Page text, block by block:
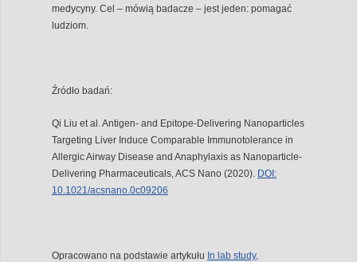
medycyny. Cel – mówią badacze – jest jeden: pomagać
ludziom.
Źródło badań:
Qi Liu et al. Antigen- and Epitope-Delivering Nanoparticles
Targeting Liver Induce Comparable Immunotolerance in
Allergic Airway Disease and Anaphylaxis as Nanoparticle-
Delivering Pharmaceuticals, ACS Nano (2020). DOI:
10.1021/acsnano.0c09206
Opracowano na podstawie artykułu In lab study,